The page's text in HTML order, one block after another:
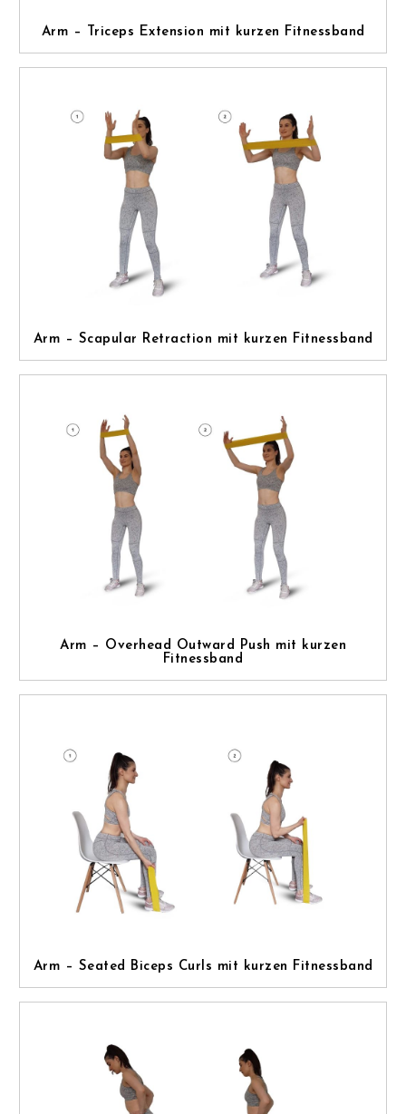
Arm – Triceps Extension mit kurzen Fitnessband
Arm – Scapular Retraction mit kurzen Fitnessband
Arm – Overhead Outward Push mit kurzen
Fitnessband
Arm – Seated Biceps Curls mit kurzen Fitnessband